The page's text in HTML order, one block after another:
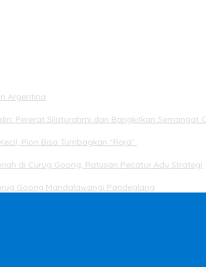
Argentina
Pererat Silaturahmi dan Bangkitkan Semangat
Pion Bisa Tumbagkan “Raja”
di Curug Goong, Ratusan Pecatur Adu Strategi
Goong Mandalawangi Pandeglang